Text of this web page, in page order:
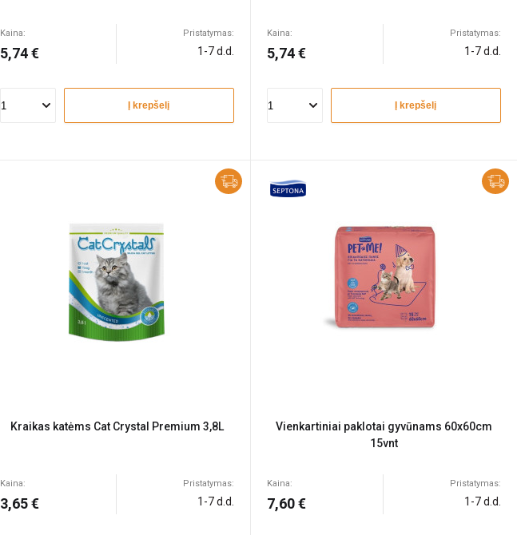
Kaina:
5,74 €
Pristatymas:
1-7 d.d.
Į krepšelį
Kaina:
5,74 €
Pristatymas:
1-7 d.d.
Į krepšelį
Kraikas katėms Cat Crystal Premium 3,8L
Kaina:
3,65 €
Pristatymas:
1-7 d.d.
Vienkartiniai paklotai gyvūnams 60x60cm
15vnt
Kaina:
7,60 €
Pristatymas:
1-7 d.d.